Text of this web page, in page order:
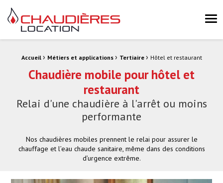
Chaudières Location Location de chaudière et chaufferie mobile
Fil d'Ariane :
Accueil › Métiers et applications › Tertiaire › Hôtel et restaurant
Chaudière mobile pour hôtel et
restaurant
Relai d'une chaudière à l'arrêt ou moins
performante
Nos chaudières mobiles prennent le relai pour assurer le
chauffage et l’eau chaude sanitaire, même dans des conditions
d’urgence extrême.